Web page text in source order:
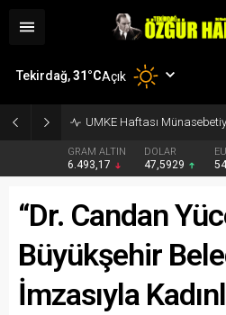
UMKE Haftası
GRAM ALTIN
6.493,17
DOLAR
47,5929
Tekirdağ,31°CAçık
“Dr. Candan
Büyükşehir
İmzasıyla